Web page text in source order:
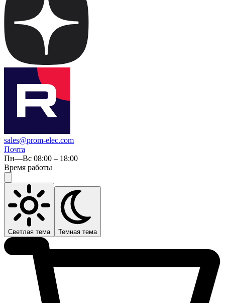
sales@prom-elec.com
Почта
Пн—Вс 08:00 – 18:00
Время работы
Светлая тема Темная тема